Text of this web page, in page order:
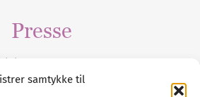
samtykke til
Presse
dig vores